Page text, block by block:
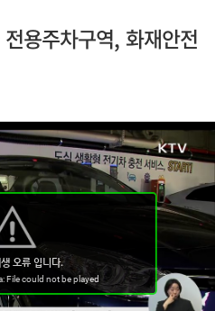
용주차구역, 화재안전